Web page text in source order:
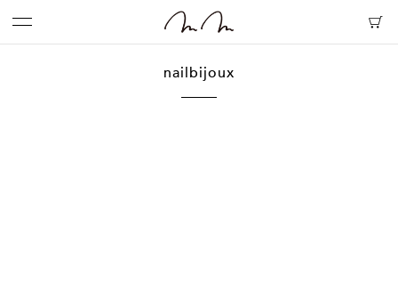
nailbijoux